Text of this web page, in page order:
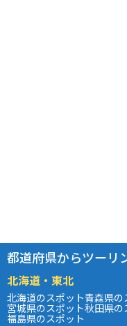
都道府県からツーリ
北海道・東北
北海道のスポット青森県の
宮城県のスポット秋田県の
福島県のスポット